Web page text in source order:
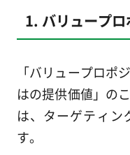
1. バリュープ
「バリュープロポ
はの提供価値」の
は、ターゲティン
す。